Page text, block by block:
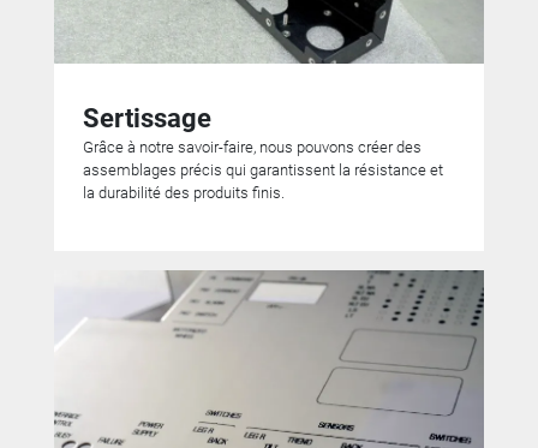
Sertissage
Grâce à notre savoir-faire, nous pouvons créer des
assemblages précis qui garantissent la résistance et
la durabilité des produits finis.